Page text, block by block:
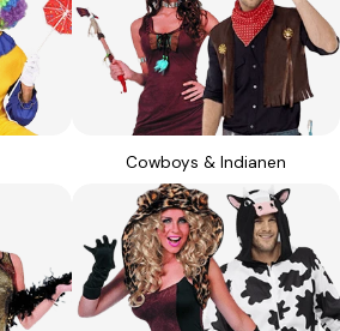
Cowboys & Indianen